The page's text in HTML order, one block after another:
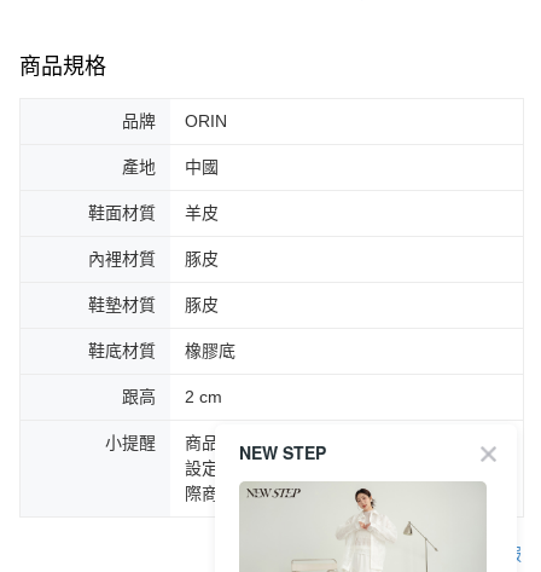
商品規格
品牌 ORIN
產地 中國
鞋面材質 羊皮
內裡材質 豚皮
鞋墊材質 豚皮
鞋底材質 橡膠底
跟高 2 cm
小提醒
商品圖片顏色會因拍攝燈光環境或個人螢幕
設定不同，而造成部份色差現象，顏色以實
際商品為主。
客服
NEW STEP